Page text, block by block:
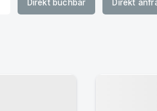
Direkt buchbar Direkt